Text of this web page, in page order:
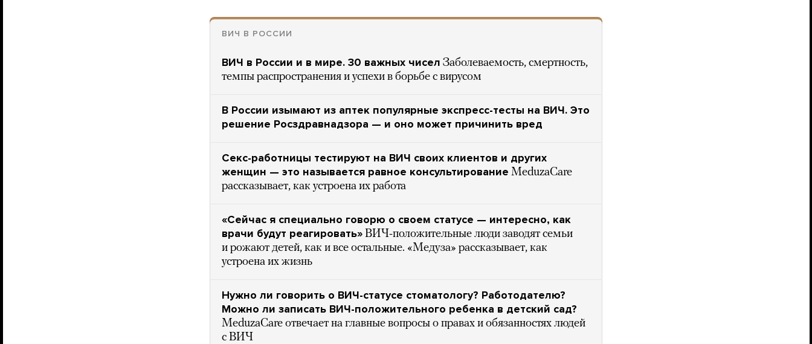
ВИЧ В РОССИИ
ВИЧ в России и в мире. 30 важных чисел Заболеваемость, смертность,
темпы распространения и успехи в борьбе с вирусом
В России изымают из аптек популярные экспресс-тесты на ВИЧ. Это
решение Росздравнадзора — и оно может причинить вред
Секс-работницы тестируют на ВИЧ своих клиентов и других
женщин — это называется равное консультирование MeduzaCare
рассказывает, как устроена их работа
«Сейчас я специально говорю о своем статусе — интересно, как
врачи будут реагировать» ВИЧ-положительные люди заводят семьи
и рожают детей, как и все остальные. «Медуза» рассказывает, как
устроена их жизнь
Нужно ли говорить о ВИЧ-статусе стоматологу? Работодателю?
Можно ли записать ВИЧ-положительного ребенка в детский сад?
MeduzaCare отвечает на главные вопросы о правах и обязанностях людей
с ВИЧ